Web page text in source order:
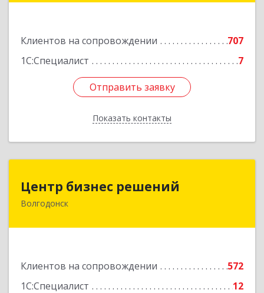
Клиентов на сопровождении
707
1С:Специалист
7
Отправить заявку
Показать контакты
Отправить заявку
Назад
Центр бизнес решений
Волгодонск
Клиентов на сопровождении
572
1С:Специалист
12
Центр бизнес решений
347375, Ростовская обл, Волгодонск г,